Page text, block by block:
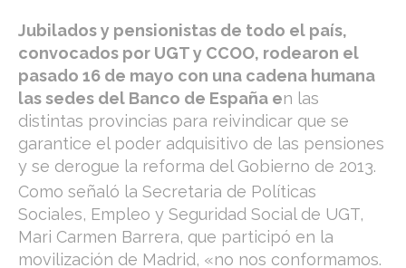
Jubilados y pensionistas de todo el país,
convocados por UGT y CCOO, rodearon el
pasado 16 de mayo con una cadena humana
las sedes del Banco de España en las
distintas provincias para reivindicar que se
garantice el poder adquisitivo de las pensiones
y se derogue la reforma del Gobierno de 2013.
Como señaló la Secretaria de Políticas
Sociales, Empleo y Seguridad Social de UGT,
Mari Carmen Barrera, que participó en la
movilización de Madrid, «no nos conformamos.